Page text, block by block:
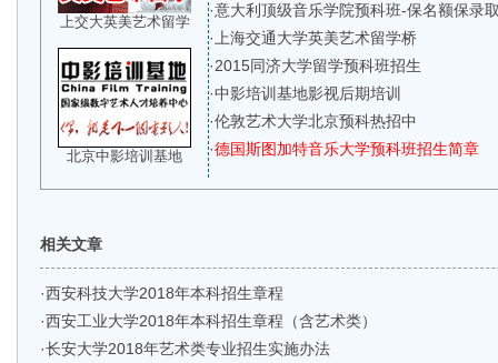
上交大英美艺术留学
北京中影培训基地
·意大利顶级音乐学院预科班-保名额保录
· 上海交通大学英美艺术留学桥
·2015同济大学留学预科班招生
·中影培训基地影视后期培训
·伦敦艺术大学北京预科热招中
·德国斯图加特音乐大学预科班招生简章
相关文章
·西安科技大学2018年本科招生章程
·西安工业大学2018年本科招生章程（含艺术类）
·长安大学2018年艺术类专业招生实施办法